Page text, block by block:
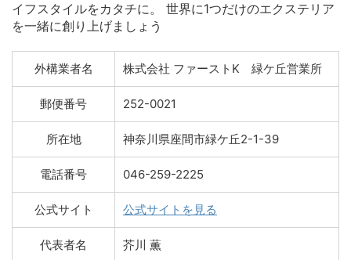
イフスタイルをカタチに。 世界に1つだけのエクステリア
を一緒に創り上げましょう
外構業者名 株式会社 ファーストK 緑ケ丘営業所
郵便番号 252-0021
所在地 神奈川県座間市緑ケ丘2-1-39
電話番号 046-259-2225
公式サイト 公式サイトを見る
代表者名 芥川 薫